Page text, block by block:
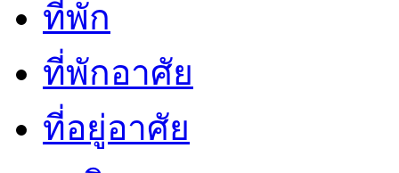
ที่พัก
ที่พักอาศัย
ที่อยู่อาศัย